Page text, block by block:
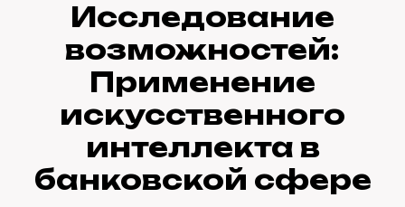
Исследование
возможностей:
Применение
искусственного
интеллекта в
банковской сфере